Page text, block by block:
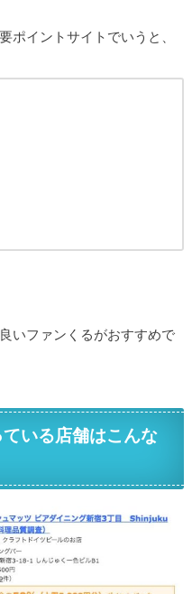
ポイントサイトでいうと、
いファンくるがおすすめで
いる店舗はこんな